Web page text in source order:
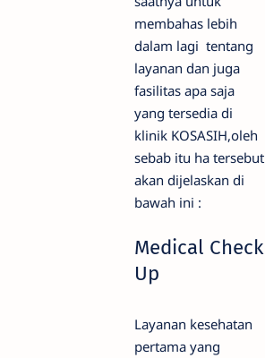
membahas lebih
dalam lagi tentang
layanan dan juga
fasilitas apa saja
yang tersedia di
klinik KOSASIH,oleh
sebab itu ha tersebut
akan dijelaskan di
bawah ini :
Medical Check
Up
Layanan kesehatan
pertama yang